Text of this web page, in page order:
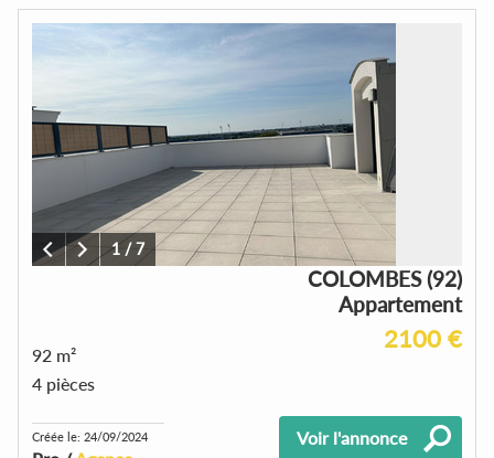
1 /7
COLOMBES (92)
Appartement
2100 €
92 m²
4 pièces
Créée le: 24/09/2024 Voir l'annonce